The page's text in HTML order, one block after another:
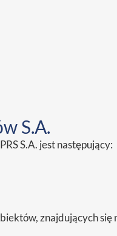
S.A.
S.A. jest następujący:
znajdujących się